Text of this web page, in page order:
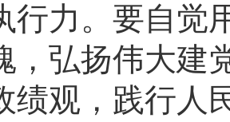
行力。要自觉
，弘扬伟大建
绩观，践行人